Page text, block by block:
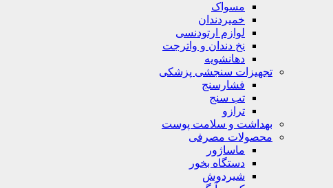
مسواک
خمیردندان
لوازم ارتودنسی
نخ دندان و واترجت
دهانشویه
تجهیزات سنجشی پزشکی
فشارسنج
تب سنج
ترازو
بهداشت و سلامت پوست
محصولات مصرفی
ماساژور
دستگاه بخور
شیردوش